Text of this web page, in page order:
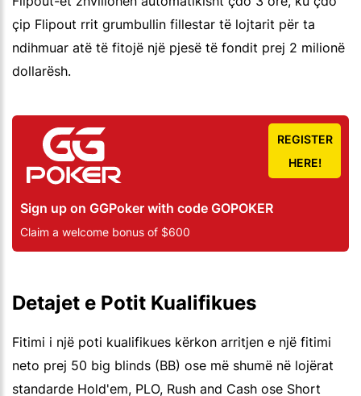
çip Flipout rrit grumbullin fillestar të lojtarit për ta
ndihmuar atë të fitojë një pjesë të fondit prej 2 milionë
dollarësh.
Sign up on GGPoker with code GOPOKER
Claim a welcome bonus of $600
REGISTER
HERE!
Detajet e Potit Kualifikues
Fitimi i një poti kualifikues kërkon arritjen e një fitimi
neto prej 50 big blinds (BB) ose më shumë në lojërat
standarde Hold'em, PLO, Rush and Cash ose Short